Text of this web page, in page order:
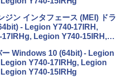
ジン インタフェース (MEI) ドラ
- Legion Y740-17IRH,
Legion Y740-15IRH,
ー Windows 10 (64bit) - Legion
Y740-17IRHg, Legion
Y740-15IRHg